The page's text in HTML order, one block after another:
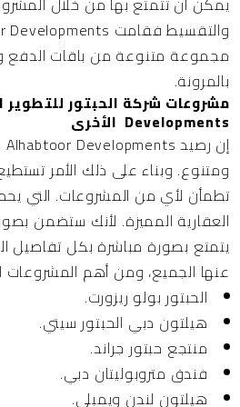
مجموعة متنوعة من باقات الدفع
بالمرونة.
Developments الأخرى
ومتنوع. وبناء على ذلك الأمر
تطمأن لأي من المشروعات. التي
العقارية المميزة. لأنك ستضمن
يتمتع بصورة مباشرة بكل تفاصيل
عنها الجميع، ومن أهم المشروعات
الحبتور بولو ريزورت.
هيلتون دبي الحبتور سيتي.
منتجع حبتور جراند.
فندق متروبوليتان دبي.
هيلتون لندن ويمبلي.